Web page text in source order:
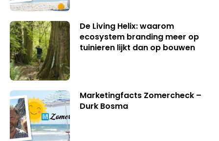
De Living Helix: waarom
ecosystem branding meer op
tuinieren lijkt dan op bouwen
Marketingfacts Zomercheck –
Durk Bosma